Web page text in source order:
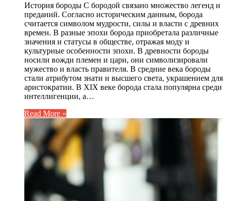
История бороды С бородой связано множество легенд и
преданий. Согласно историческим данным, борода
считается символом мудрости, силы и власти с древних
времен. В разные эпохи борода приобретала различные
значения и статусы в обществе, отражая моду и
культурные особенности эпохи. В древности бороды
носили вожди племен и цари, они символизировали
мужество и власть правителя. В средние века бороды
стали атрибутом знати и высшего света, украшением для
аристократии. В XIX веке борода стала популярна среди
интеллигенции, а…
Read More »